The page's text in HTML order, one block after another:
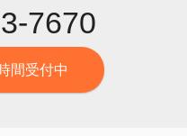
7670
間受付中